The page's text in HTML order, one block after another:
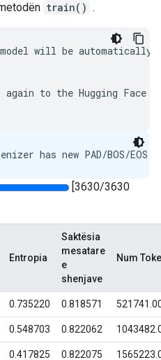
train() .
will be automatically
to the Hugging Face